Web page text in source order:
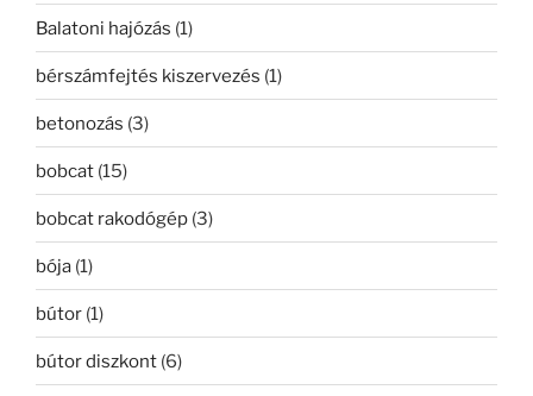
Balatoni hajózás (1)
bérszámfejtés kiszervezés (1)
betonozás (3)
bobcat (15)
bobcat rakodógép (3)
bója (1)
bútor (1)
bútor diszkont (6)